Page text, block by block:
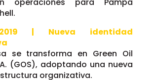
| Nueva identidad
se transforma en Green Oil
(GOS), adoptando una nueva
organizativa.